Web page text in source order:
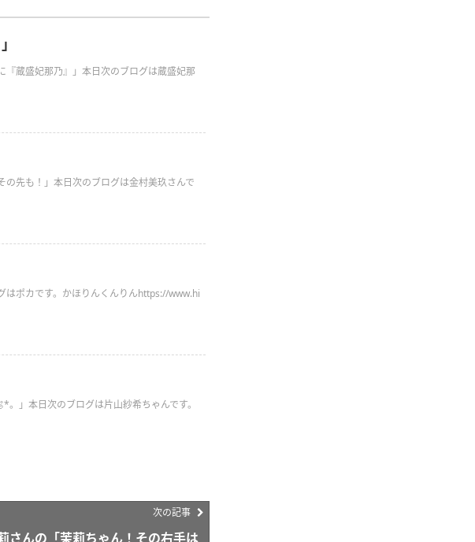
蔵盛妃那乃』」本日次のブログは蔵盛妃那
先も！」本日次のブログは金村美玖さんで
はポカです。かほりんくんりんhttps://www.hi
」本日次のブログは片山紗希ちゃんです。
次の記事
さんの「茉莉ちゃん！その右手は